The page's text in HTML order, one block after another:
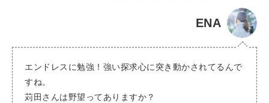
ENA
エンドレスに勉強！強い探求心に突き動かされてるんで
すね。
苅田さんは野望ってありますか？